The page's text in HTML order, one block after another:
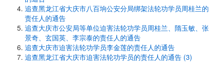
追查黑龙江省大庆市八百垧公安分局绑架法轮功学员周桂兰的
责任人的通告
追查大庆市公安局等单位迫害法轮功学员周桂兰、隋玉敏、张
景奇、玄国英、李宗泰的责任人的通告
追查大庆市迫害法轮功学员李金莲的责任人的通告
追查黑龙江省大庆市迫害法轮功学员的责任人的通告 (3)